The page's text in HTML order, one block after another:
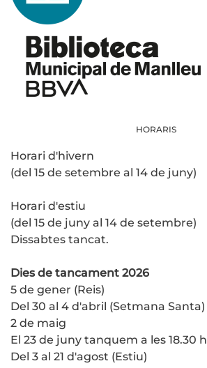
HORARIS
Horari d'hivern
(del 15 de setembre al 14 de juny)
Horari d'estiu
(del 15 de juny al 14 de setembre)
Dissabtes tancat.
Dies de tancament 2026
5 de gener (Reis)
Del 30 al 4 d'abril (Setmana Santa)
2 de maig
El 23 de juny tanquem a les 18.30 h
Del 3 al 21 d'agost (Estiu)